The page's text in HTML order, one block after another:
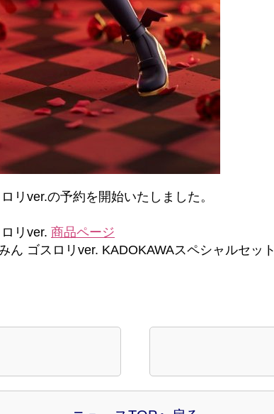
リver.の予約を開始いたしました。
リver. 商品ページ
ん ゴスロリver. KADOKAWAスペシャルセット